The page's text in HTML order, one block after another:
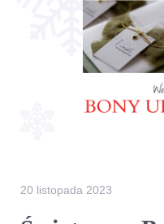
20 listopada 2023